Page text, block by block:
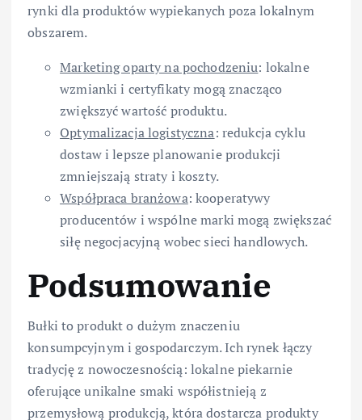
rynki dla produktów wypiekanych poza lokalnym
obszarem.
Marketing oparty na pochodzeniu: lokalne
wzmianki i certyfikaty mogą znacząco
zwiększyć wartość produktu.
Optymalizacja logistyczna: redukcja cyklu
dostaw i lepsze planowanie produkcji
zmniejszają straty i koszty.
Współpraca branżowa: kooperatywy
producentów i wspólne marki mogą zwiększać
siłę negocjacyjną wobec sieci handlowych.
Podsumowanie
Bułki to produkt o dużym znaczeniu
konsumpcyjnym i gospodarczym. Ich rynek łączy
tradycję z nowoczesnością: lokalne piekarnie
oferujące unikalne smaki współistnieją z
przemysłową produkcją, która dostarcza produkty